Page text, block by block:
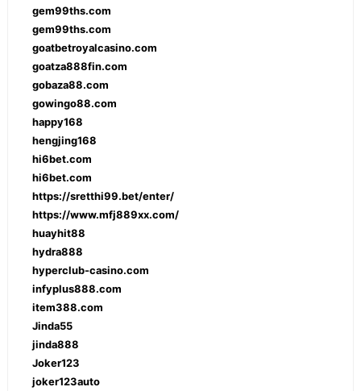
gem99ths.com
gem99ths.com
goatbetroyalcasino.com
goatza888fin.com
gobaza88.com
gowingo88.com
happy168
hengjing168
hi6bet.com
hi6bet.com
https://sretthi99.bet/enter/
https://www.mfj889xx.com/
huayhit88
hydra888
hyperclub-casino.com
infyplus888.com
item388.com
Jinda55
jinda888
Joker123
joker123auto